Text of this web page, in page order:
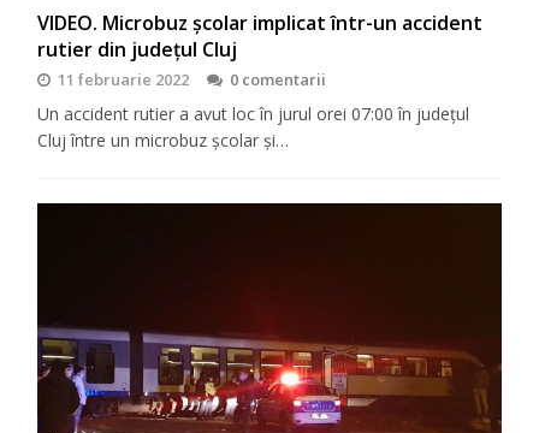
VIDEO. Microbuz școlar implicat într-un accident
rutier din județul Cluj
11 februarie 2022 0 comentarii
Un accident rutier a avut loc în jurul orei 07:00 în județul
Cluj între un microbuz școlar și…